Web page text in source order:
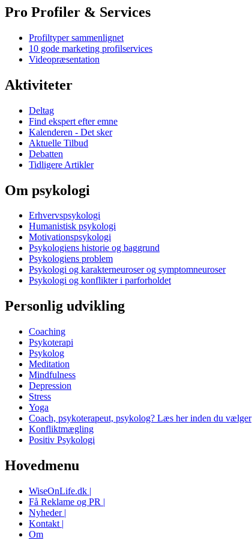
Pro Profiler & Services
Profiltyper sammenlignet
10 gode marketing profilservices
Videopræsentation
Aktiviteter
Deltag
Find ekspert efter emne
Kalenderen - Det sker
Aktuelle Tilbud
Debatten
Tidligere Artikler
Om psykologi
Erhvervspsykologi
Humanistisk psykologi
Motivationspsykologi
Psykologiens historie og baggrund
Psykologiens problem
Psykologi og karakterneuroser og symptomneuroser
Psykologi og konflikter i parforholdet
Personlig udvikling
Coaching
Psykoterapi
Psykolog
Meditation
Mindfulness
Depression
Stress
Yoga
Coach, psykoterapeut, psykolog? Læs her inden du vælger
Konfliktmægling
Positiv Psykologi
Hovedmenu
WiseOnLife.dk |
Få Reklame og PR |
Nyheder |
Kontakt |
Om